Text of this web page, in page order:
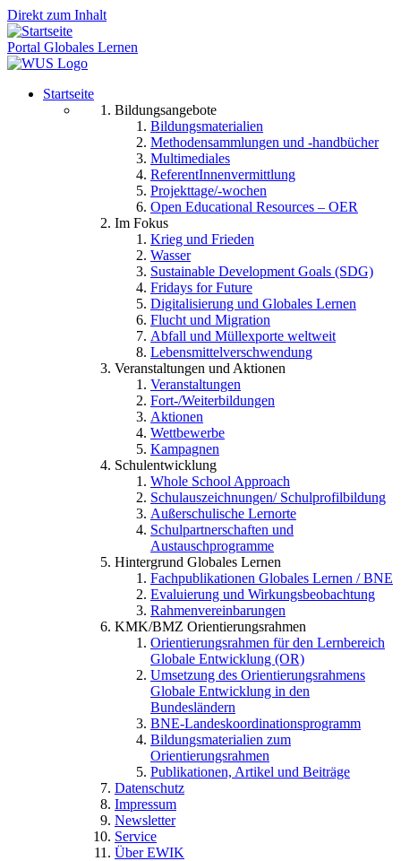
Direkt zum Inhalt
Portal Globales Lernen
Startseite
Bildungsangebote
Bildungsmaterialien
Methodensammlungen und -handbücher
Multimediales
ReferentInnenvermittlung
Projekttage/-wochen
Open Educational Resources – OER
Im Fokus
Krieg und Frieden
Wasser
Sustainable Development Goals (SDG)
Fridays for Future
Digitalisierung und Globales Lernen
Flucht und Migration
Abfall und Müllexporte weltweit
Lebensmittelverschwendung
Veranstaltungen und Aktionen
Veranstaltungen
Fort-/Weiterbildungen
Aktionen
Wettbewerbe
Kampagnen
Schulentwicklung
Whole School Approach
Schulauszeichnungen/ Schulprofilbildung
Außerschulische Lernorte
Schulpartnerschaften und
Austauschprogramme
Hintergrund Globales Lernen
Fachpublikationen Globales Lernen / BNE
Evaluierung und Wirkungsbeobachtung
Rahmenvereinbarungen
KMK/BMZ Orientierungsrahmen
Orientierungsrahmen für den Lernbereich
Globale Entwicklung (OR)
Umsetzung des Orientierungsrahmens
Globale Entwicklung in den
Bundesländern
BNE-Landeskoordinationsprogramm
Bildungsmaterialien zum
Orientierungsrahmen
Publikationen, Artikel und Beiträge
Datenschutz
Impressum
Newsletter
Service
Über EWIK